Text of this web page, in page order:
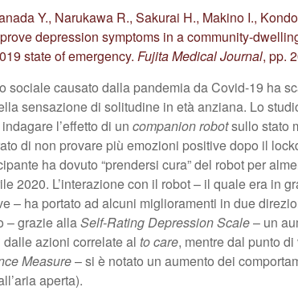
Y., Narukawa R., Sakurai H., Makino I.,
depression symptoms in a community-
state of emergency.Fujita Medical Journal, pp.
sociale causato dalla pandemia da Covid-19 ha
sensazione di solitudine in età anziana. Lo
l’effetto di uncompanion robotsullo stato
di non provare più emozioni positive dopo il
ha dovuto “prendersi cura” del robot per
2020. L’interazione con il robot – il quale era in
– ha portato ad alcuni miglioramenti in due
– grazie allaSelf-Rating Depression Scale– un
dalle azioni correlate alto care, mentre dal punto
Measure– si è notato un aumento dei
aperta).